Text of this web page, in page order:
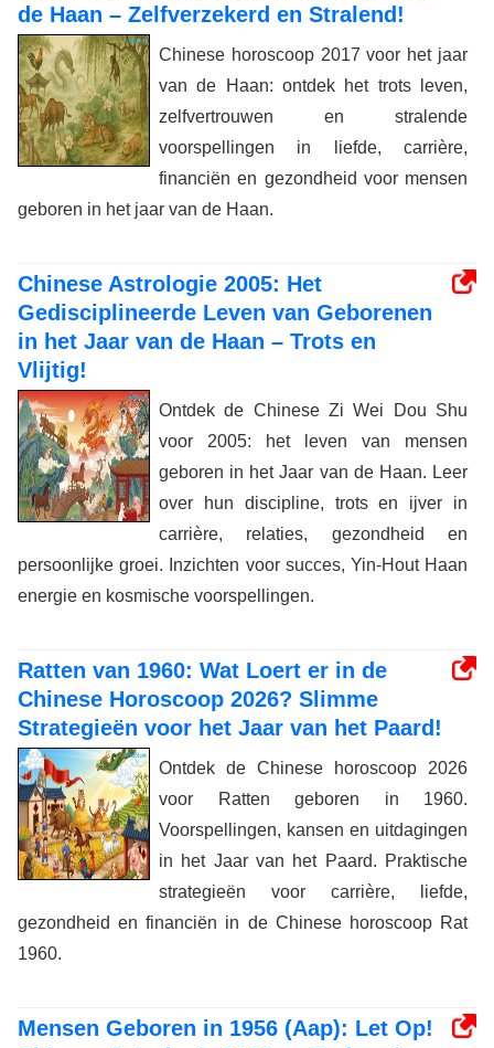
de Haan – Zelfverzekerd en Stralend!
Chinese horoscoop 2017 voor het jaar
van de Haan: ontdek het trots leven,
zelfvertrouwen en stralende
voorspellingen in liefde, carrière,
financiën en gezondheid voor mensen
geboren in het jaar van de Haan.
Chinese Astrologie 2005: Het
Gedisciplineerde Leven van Geborenen
in het Jaar van de Haan – Trots en
Vlijtig!
Ontdek de Chinese Zi Wei Dou Shu
voor 2005: het leven van mensen
geboren in het Jaar van de Haan. Leer
over hun discipline, trots en ijver in
carrière, relaties, gezondheid en
persoonlijke groei. Inzichten voor succes, Yin-Hout Haan
energie en kosmische voorspellingen.
Ratten van 1960: Wat Loert er in de
Chinese Horoscoop 2026? Slimme
Strategieën voor het Jaar van het Paard!
Ontdek de Chinese horoscoop 2026
voor Ratten geboren in 1960.
Voorspellingen, kansen en uitdagingen
in het Jaar van het Paard. Praktische
strategieën voor carrière, liefde,
gezondheid en financiën in de Chinese horoscoop Rat
1960.
Mensen Geboren in 1956 (Aap): Let Op!